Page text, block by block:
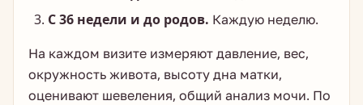
С 36 недели и до родов. Каждую неделю.
На каждом визите измеряют давление, вес,
окружность живота, высоту дна матки,
оценивают шевеления, общий анализ мочи. По